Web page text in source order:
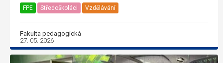
FPE Středoškoláci Vzdělávání
Fakulta pedagogická
27. 05. 2026